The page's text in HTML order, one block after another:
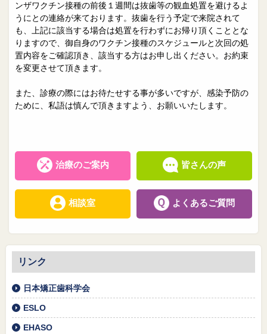
メール送信 相談室
皆さんの声 求人
院長日誌
スタッフブログ サイトマップ
MAILはこちら
ンザワクチン接種の前後１週間は抜歯等の観血処置を避けるよ
うにとの連絡が来ております。抜歯を行う予定で来院されて
も、上記に該当する場合は処置を行わずにお帰り頂くこととな
りますので、御自身のワクチン接種のスケジュールと次回の処
置内容をご確認頂き、該当する方はお申し出ください。お約束
を変更させて頂きます。
また、診療の際にはお待たせする事が多いですが、感染予防の
ために、私語は慎んで頂きますよう、お願いいたします。
治療のご案内 皆さんの声
相談室 よくあるご質問
リンク
日本矯正歯科学会
ESLO
EHASO